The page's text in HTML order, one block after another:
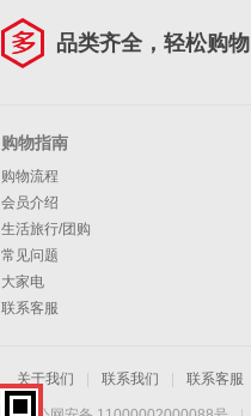
品类齐全，轻松购物
购物指南
购物流程
会员介绍
生活旅行/团购
常见问题
大家电
联系客服
关于我们 联系我们 联系客服